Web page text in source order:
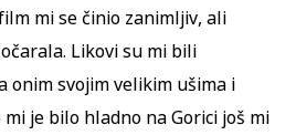
mi se činio zanimljiv, ali
Likovi su mi bili
onim svojim velikim ušima i
je bilo hladno na Gorici još mi